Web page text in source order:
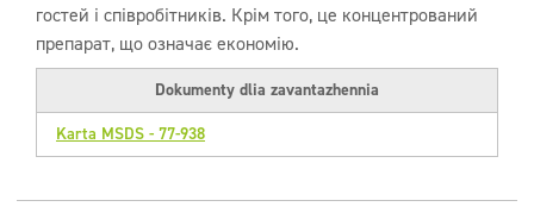
гостей і співробітників. Крім того, це концентрований
препарат, що означає економію.
Dokumenty dlia zavantazhennia
Karta MSDS - 77-938